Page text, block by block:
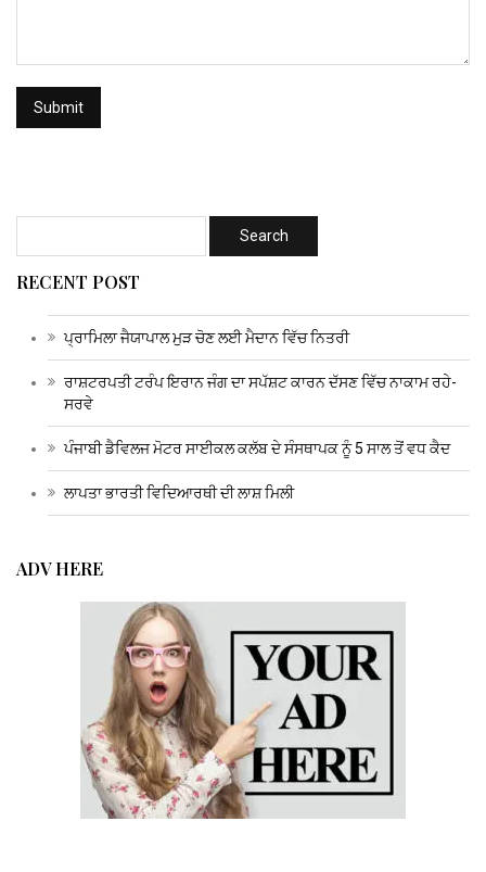
RECENT POST
ਪ੍ਰਾਮਿਲਾ ਜੈਯਾਪਾਲ ਮੁੜ ਚੋਣ ਲਈ ਮੈਦਾਨ ਵਿੱਚ ਨਿਤਰੀ
ਰਾਸ਼ਟਰਪਤੀ ਟਰੰਪ ਇਰਾਨ ਜੰਗ ਦਾ ਸਪੱਸ਼ਟ ਕਾਰਨ ਦੱਸਣ ਵਿੱਚ ਨਾਕਾਮ ਰਹੇ-
ਸਰਵੇ
ਪੰਜਾਬੀ ਡੈਵਿਲਜ ਮੋਟਰ ਸਾਈਕਲ ਕਲੱਬ ਦੇ ਸੰਸਥਾਪਕ ਨੂੰ 5 ਸਾਲ ਤੋਂ ਵਧ ਕੈਦ
ਲਾਪਤਾ ਭਾਰਤੀ ਵਿਦਿਆਰਥੀ ਦੀ ਲਾਸ਼ ਮਿਲੀ
ADV HERE